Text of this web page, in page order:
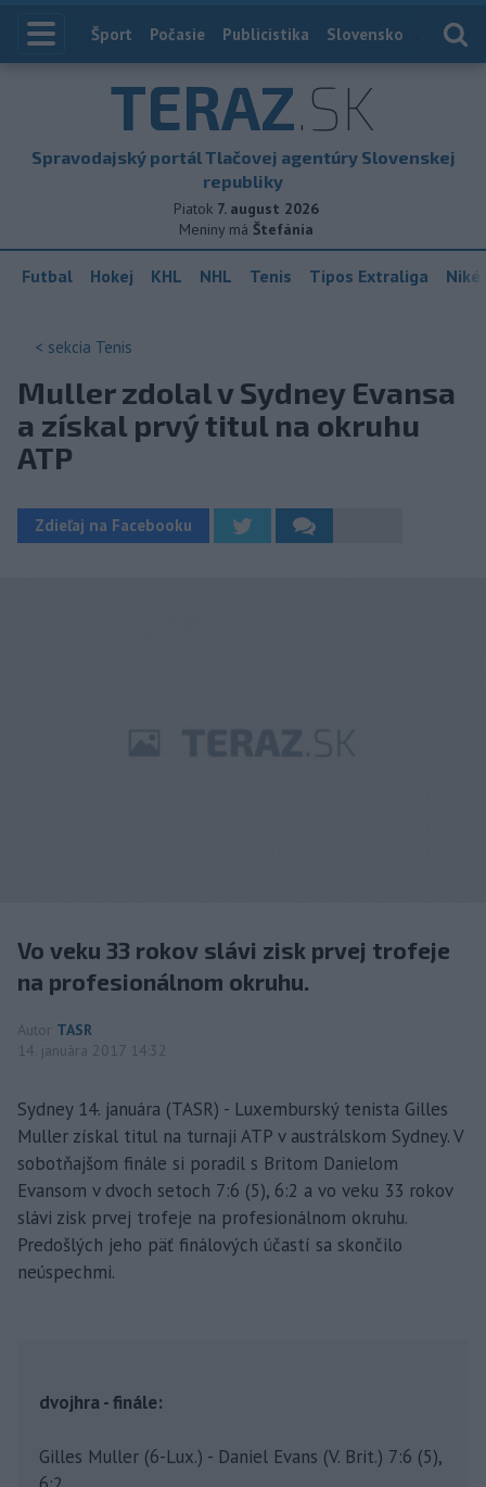
Index
Šport Počasie Publicistika Slovensko
TERAZ.SK
Spravodajský portál Tlačovej agentúry Slovenskej
republiky
Piatok 7. august 2026
Meniny má Štefánia
Futbal Hokej KHL NHL Tenis Tipos Extraliga
< sekcia Tenis
Muller zdolal v Sydney Evansa
a získal prvý titul na okruhu
ATP
Zdieľaj na Facebooku
Vo veku 33 rokov slávi zisk prvej trofeje
na profesionálnom okruhu.
Autor TASR
14. januára 2017 14:32
Sydney 14. januára (TASR) - Luxemburský tenista Gilles
Muller získal titul na turnaji ATP v austrálskom Sydney. V
sobotňajšom finále si poradil s Britom Danielom
Evansom v dvoch setoch 7:6 (5), 6:2 a vo veku 33 rokov
slávi zisk prvej trofeje na profesionálnom okruhu.
Predošlých jeho päť finálových účastí sa skončilo
neúspechmi.
dvojhra - finále:
Gilles Muller (6-Lux.) - Daniel Evans (V. Brit.) 7:6 (5),